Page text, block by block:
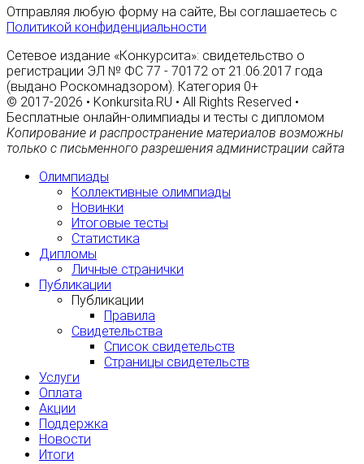
Отправляя любую форму на сайте, Вы соглашаетесь с
Политикой конфиденциальности
Сетевое издание «Конкурсита»: свидетельство о
регистрации ЭЛ № ФС 77 - 70172 от 21.06.2017 года
(выдано Роскомнадзором). Категория 0+
© 2017-2026 • Konkursita.RU • All Rights Reserved •
Бесплатные онлайн-олимпиады и тесты с дипломом
Копирование и распространение материалов возможны
только с письменного разрешения администрации сайта
Олимпиады
Коллективные олимпиады
Новинки
Итоговые тесты
Статистика
Дипломы
Личные странички
Публикации
Публикации
Правила
Свидетельства
Список свидетельств
Страницы свидетельств
Услуги
Оплата
Акции
Поддержка
Новости
Итоги